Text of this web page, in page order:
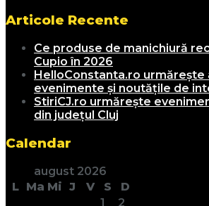
Articole Recente
Ce produse de manichiură
Cupio în 2026
HelloConstanta.ro urmărește
evenimente și noutățile de
StiriCJ.ro urmărește
din județul Cluj
Calendar
august 2026
L Ma Mi J V S
D
1
2